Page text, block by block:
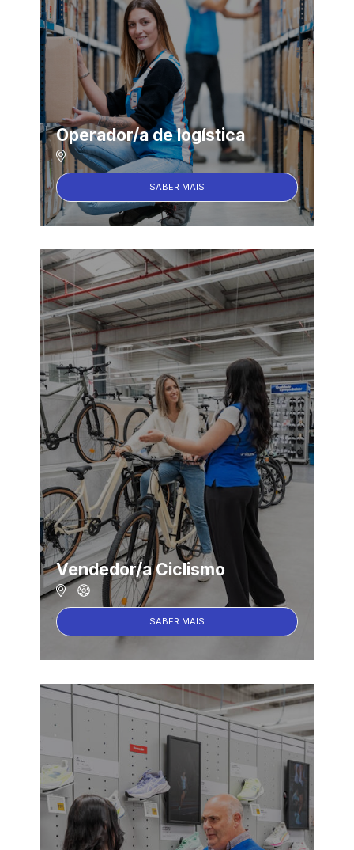
Operador/a de logística
SABER MAIS
Vendedor/a Ciclismo
SABER MAIS